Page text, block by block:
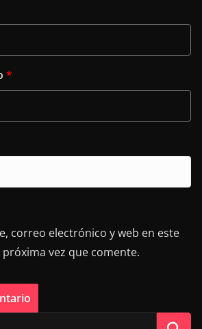
*
correo electrónico y web en este
vez que comente.